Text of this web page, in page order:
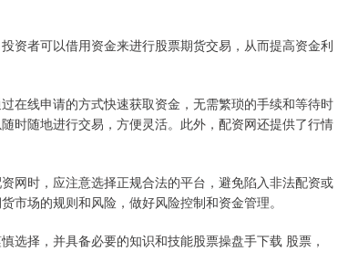
资者可以借用资金来进行股票期货交易，从而提高资金利
在线申请的方式快速获取资金，无需繁琐的手续和等待时
时随地进行交易，方便灵活。此外，配资网还提供了行情
网时，应注意选择正规合法的平台，避免陷入非法配资或
场的规则和风险，做好风险控制和资金管理。
选择，并具备必要的知识和技能股票操盘手下载 股票，